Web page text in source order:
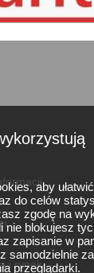
aby
do celów
zgodę na
nie blokujesz
zapisanie w
samodzielnie
przeglądarki.
i rynek